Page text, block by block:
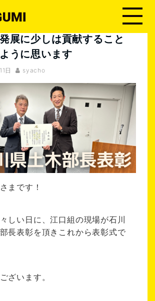
石川県の発展に少しは貢献することができたように思います
展に少しは貢献すること
うに思います
日 syacho
まです！
しい日に、江口組の現場が石川
長表彰を頂きこれから表彰式で
ざいます。